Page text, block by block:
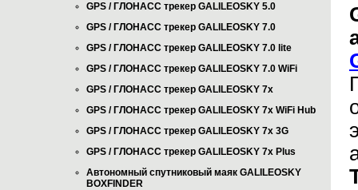
GPS / ГЛОНАСС трекер GALILEOSKY 5.0
GPS / ГЛОНАСС трекер GALILEOSKY 7.0
GPS / ГЛОНАСС трекер GALILEOSKY 7.0 lite
GPS / ГЛОНАСС трекер GALILEOSKY 7.0 WiFi
GPS / ГЛОНАСС трекер GALILEOSKY 7x
GPS / ГЛОНАСС трекер GALILEOSKY 7x WiFi Hub
GPS / ГЛОНАСС трекер GALILEOSKY 7x 3G
GPS / ГЛОНАСС трекер GALILEOSKY 7x Plus
Автономный спутниковый маяк GALILEOSKY
BOXFINDER